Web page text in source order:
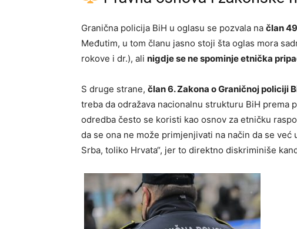
Granična policija BiH u oglasu se pozvala na član
Međutim, u tom članu jasno stoji šta oglas mora
rokove i dr.), ali nigdje se ne spominje etnička
S druge strane, član 6. Zakona o Graničnoj policiji
treba da odražava nacionalnu strukturu BiH prema
odredba često se koristi kao osnov za etničku
da se ona ne može primjenjivati na način da se
Srba, toliko Hrvata“, jer to direktno diskriminiše